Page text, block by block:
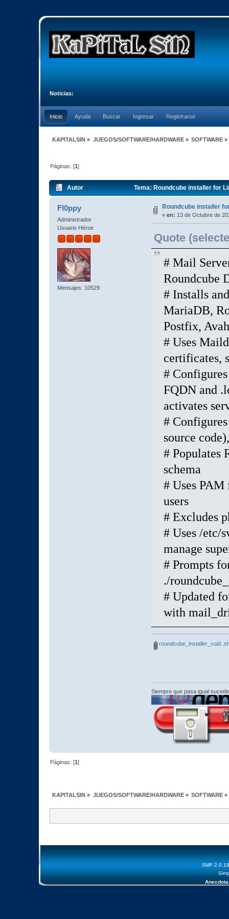
Noticias:
Inicio Ayuda Buscar Ingresar Registrarse
KAPITALSIN » JUEGOS/SOFTWARE/HARDWARE» SOFTWARE»
Páginas: [1]
Autor Tema: Roundcube installer for
Fl0ppy
Administrador
Usuario Héroe
Mensajes: 10529
Roundcube installer
« en: 13 de Octubre de
Quote
# Mail
Roundcube
# Installs
MariaDB,
Postfix,
# Uses
certificates,
#
FQDN and
activates
#
source
# Populates
schema
# Uses
users
# Excludes
# Uses /etc/
manage
# Prompts
./
# Updated
with
Siempre que pasa igual
Páginas: [1]
KAPITALSIN » JUEGOS/SOFTWARE/HARDWARE» SOFTWARE»
SMF 2.0.19
Anecdota